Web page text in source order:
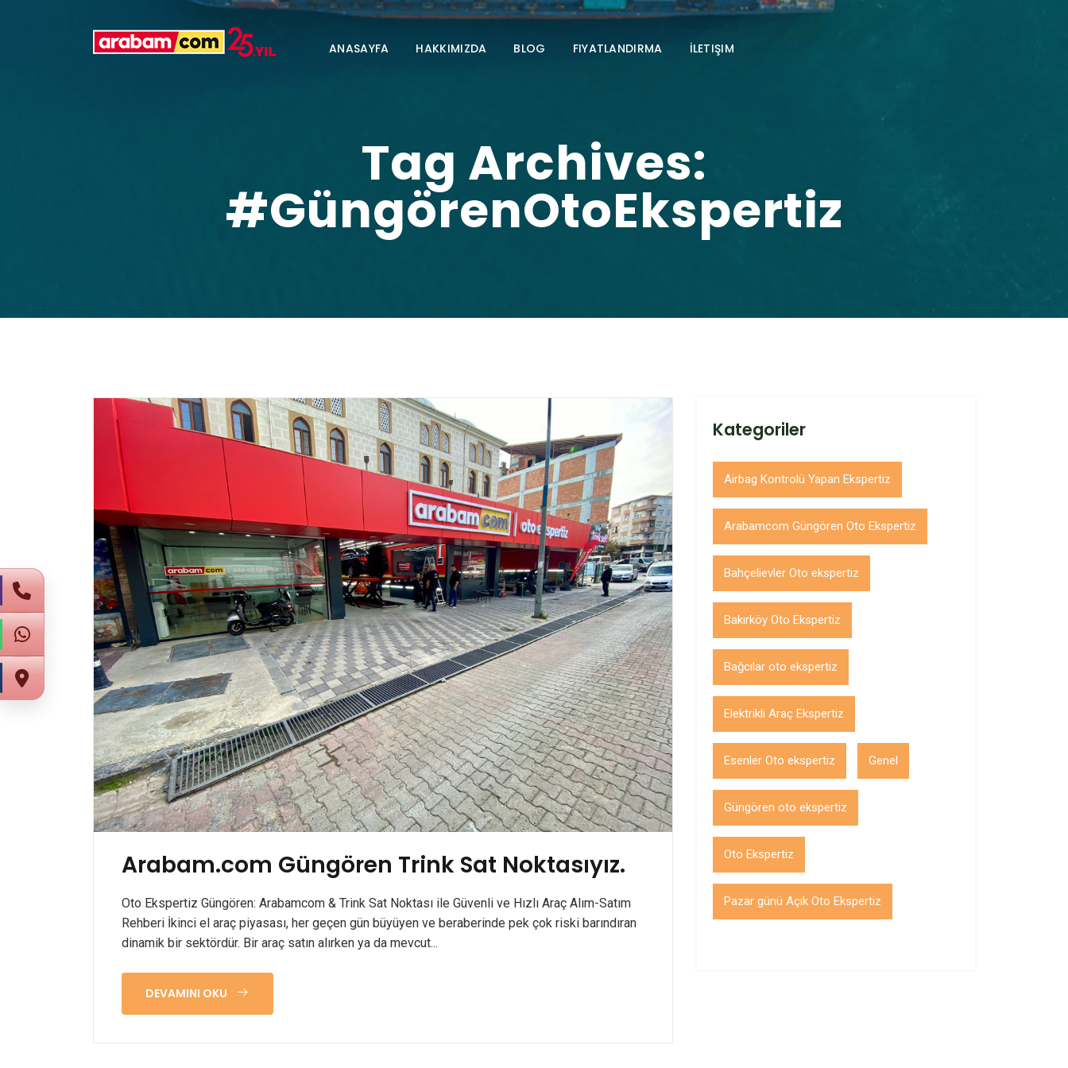
ANASAYFA HAKKIMIZDA BLOG FIYATLANDIRMA İLETIŞIM
Tag Archives:
#GüngörenOtoEkspertiz
Arabam.com Güngören Trink Sat Noktasıyız.
Oto Ekspertiz Güngören: Arabamcom & Trink Sat Noktası ile Güvenli ve Hızlı Araç Alım-Satım
Rehberi İkinci el araç piyasası, her geçen gün büyüyen ve beraberinde pek çok riski barındıran
dinamik bir sektördür. Bir araç satın alırken ya da mevcut...
DEVAMINI OKU
Kategoriler
Airbag Kontrolü Yapan Ekspertiz
Arabamcom Güngören Oto Ekspertiz
Bahçelievler Oto ekspertiz
Bakırköy Oto Ekspertiz
Bağcılar oto ekspertiz
Elektrikli Araç Ekspertiz
Esenler Oto ekspertiz Genel
Güngören oto ekspertiz
Oto Ekspertiz
Pazar günü Açık Oto Ekspertiz